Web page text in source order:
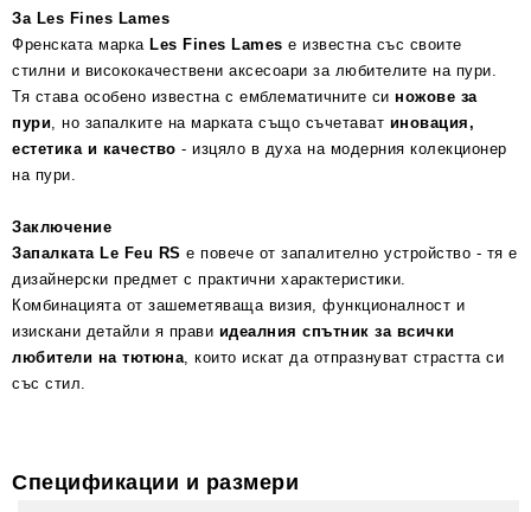
За Les Fines Lames
Френската марка Les Fines Lames е известна със своите
стилни и висококачествени аксесоари за любителите на пури.
Тя става особено известна с емблематичните си ножове за
пури, но запалките на марката също съчетават иновация,
естетика и качество - изцяло в духа на модерния колекционер
на пури.
Заключение
Запалката Le Feu RS е повече от запалително устройство - тя е
дизайнерски предмет с практични характеристики.
Комбинацията от зашеметяваща визия, функционалност и
изискани детайли я прави идеалния спътник за всички
любители на тютюна, които искат да отпразнуват страстта си
със стил.
Спецификации и размери